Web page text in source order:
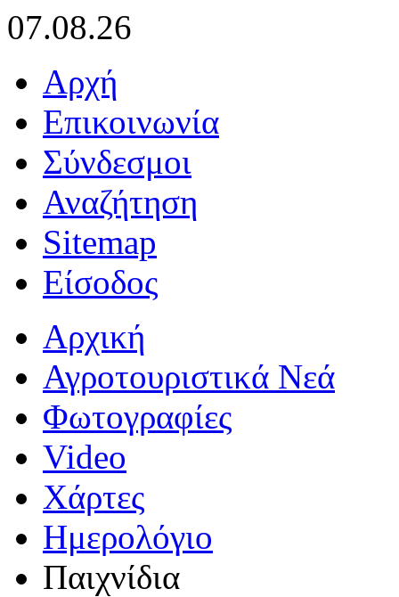
07.08.26
Αρχή
Επικοινωνία
Σύνδεσμοι
Αναζήτηση
Sitemap
Είσοδος
Αρχική
Αγροτουριστικά Νεά
Φωτογραφίες
Video
Χάρτες
Ημερολόγιο
Παιχνίδια